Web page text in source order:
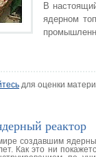
В
ядерном
для оценки
реактор
создавшим
Как это ни